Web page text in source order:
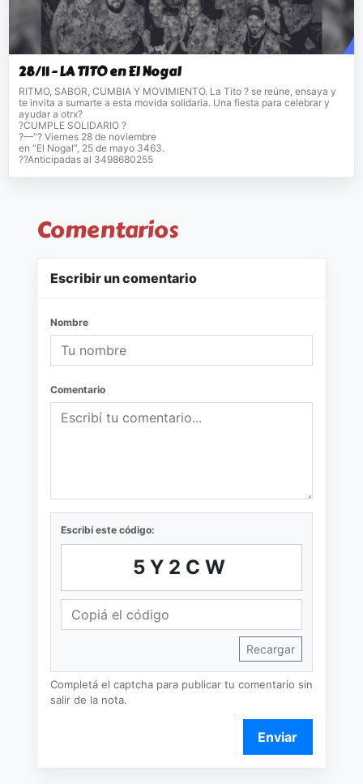
28/11 - LA TITO en El Nogal
RITMO, SABOR, CUMBIA Y MOVIMIENTO. La Tito ? se reúne, ensaya y
te invita a sumarte a esta movida solidaria. Una fiesta para celebrar y
ayudar a otrx?
?CUMPLE SOLIDARIO ?
?—“? Viernes 28 de noviembre
en “El Nogal”, 25 de mayo 3463.
??Anticipadas al 3498680255
Comentarios
Escribir un comentario
Nombre
Comentario
Escribí este código:
5Y2CW
Recargar
Completá el captcha para publicar tu comentario sin
salir de la nota.
Enviar